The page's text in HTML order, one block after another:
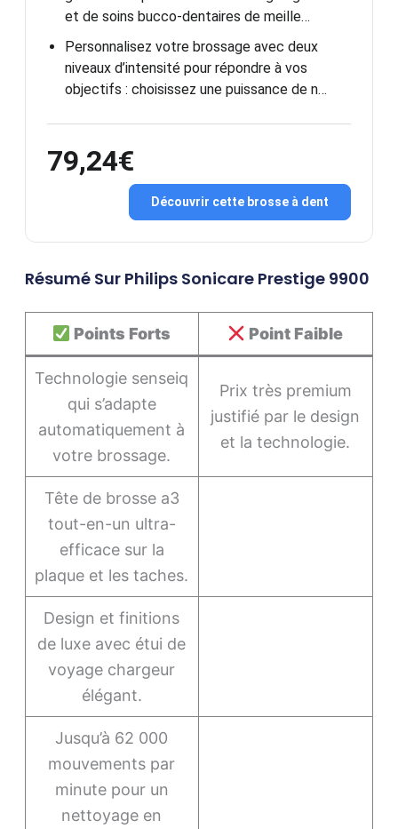
et de soins bucco-dentaires de meille…
Personnalisez votre brossage avec deux
niveaux d’intensité pour répondre à vos
objectifs : choisissez une puissance de n…
79,24€
Découvrir cette brosse à dent
Résumé Sur Philips Sonicare Prestige 9900
Points Forts Point Faible
Technologie senseiq
qui s’adapte
automatiquement à
votre brossage.
Prix très premium
justifié par le design
et la technologie.
Tête de brosse a3
tout-en-un ultra-
efficace sur la
plaque et les taches.
Design et finitions
de luxe avec étui de
voyage chargeur
élégant.
Jusqu’à 62 000
mouvements par
minute pour un
nettoyage en